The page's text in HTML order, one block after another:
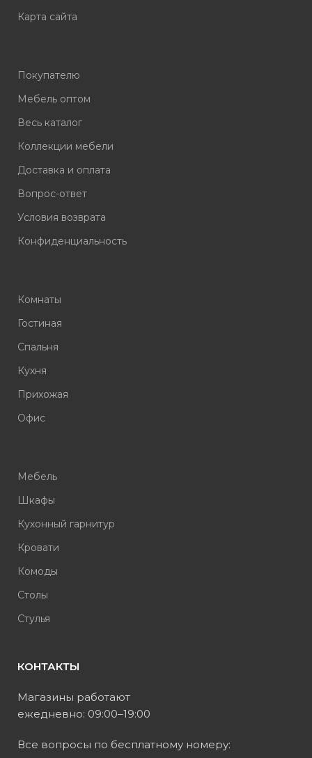
Карта сайта
Покупателю
Мебель оптом
Весь каталог
Коллекции мебели
Доставка и оплата
Вопрос-ответ
Условия возврата
Конфиденциальность
Комнаты
Гостиная
Спальня
Кухня
Прихожая
Офис
Мебель
Шкафы
Кухонный гарнитур
Кровати
Комоды
Столы
Стулья
КОНТАКТЫ
Магазины работают
ежедневно: 09:00–19:00
Все вопросы по бесплатному номеру: